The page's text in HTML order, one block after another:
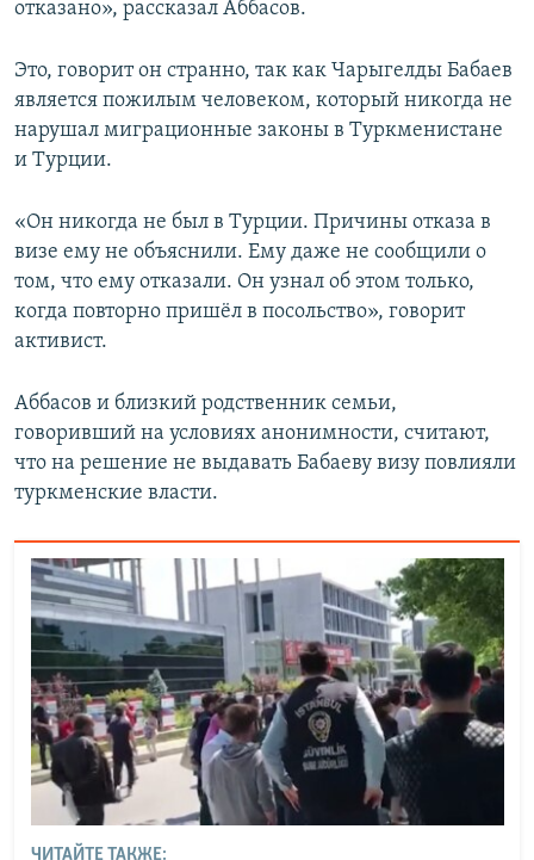
отказано», рассказал Аббасов.
Это, говорит он странно, так как Чарыгелды Бабаев
является пожилым человеком, который никогда не
нарушал миграционные законы в Туркменистане
и Турции.
«Он никогда не был в Турции. Причины отказа в
визе ему не объяснили. Ему даже не сообщили о
том, что ему отказали. Он узнал об этом только,
когда повторно пришёл в посольство», говорит
активист.
Аббасов и близкий родственник семьи,
говоривший на условиях анонимности, считают,
что на решение не выдавать Бабаеву визу повлияли
туркменские власти.
ЧИТАЙТЕ ТАКЖЕ: